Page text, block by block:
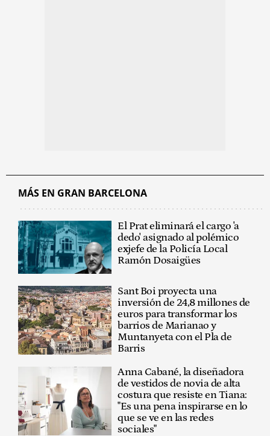
MÁS EN GRAN BARCELONA
El Prat eliminará el cargo 'a
dedo' asignado al polémico
exjefe de la Policía Local
Ramón Dosaigües
Sant Boi proyecta una
inversión de 24,8 millones de
euros para transformar los
barrios de Marianao y
Muntanyeta con el Pla de
Barris
Anna Cabané, la diseñadora
de vestidos de novia de alta
costura que resiste en Tiana:
"Es una pena inspirarse en lo
que se ve en las redes
sociales"